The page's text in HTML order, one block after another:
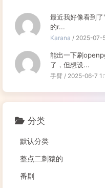
最近我好像看到
的r...
Karana / 2025-07-
能出一下刷
了，但想设...
手臂 / 2025-06-7
分类
默认分类
整点二刺猿的
番剧